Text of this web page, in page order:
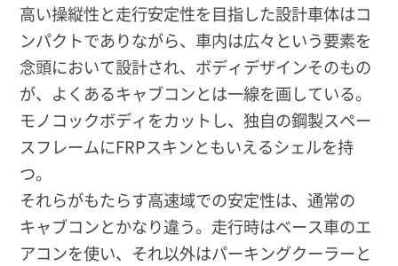
高い操縦性と走行安定性を目指した設計車体はコ
ンパクトでありながら、車内は広々という要素を
念頭において設計され、ボディデザインそのもの
が、よくあるキャブコンとは一線を画している。
モノコックボディをカットし、独自の鋼製スペー
スフレームにFRPスキンともいえるシェルを持
つ。
それらがもたらす高速域での安定性は、通常の
キャブコンとかなり違う。走行時はベース車のエ
アコンを使い、それ以外はパーキングクーラーと